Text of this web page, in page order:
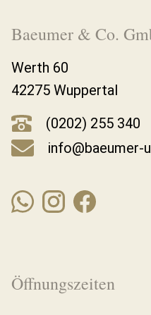
Baeumer & Co.
Werth 60
42275 Wuppertal
(0202) 255 340
info@baeumer-
Öffnungszeiten